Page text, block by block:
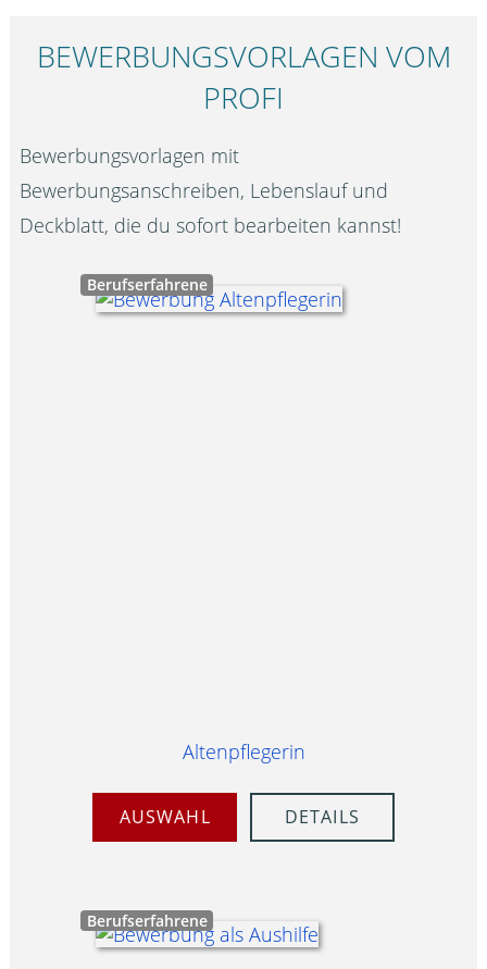
BEWERBUNGS­VORLAGEN VOM
PROFI
Bewerbungsvorlagen mit
Bewerbungsanschreiben, Lebenslauf und
Deckblatt, die du sofort bearbeiten kannst!
Berufserfahrene
Altenpflegerin
AUSWAHL DETAILS
Berufserfahrene